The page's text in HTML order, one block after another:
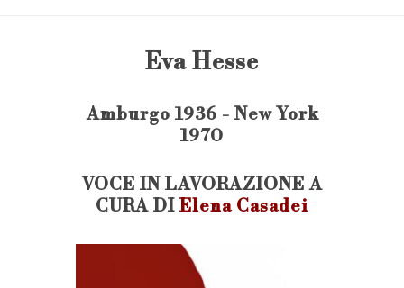
Eva Hesse
Amburgo 1936 - New York
1970
VOCE IN LAVORAZIONE A
CURA DI Elena Casadei